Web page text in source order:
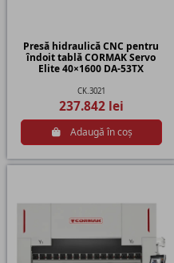
Presă hidraulică CNC pentru
îndoit tablă CORMAK Servo
Elite 40×1600 DA-53TX
CK.3021
237.842 lei
Adaugă în coș